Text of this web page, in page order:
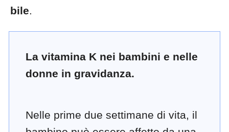
bile.
La vitamina K nei bambini e nelle
donne in gravidanza.
Nelle prime due settimane di vita, il